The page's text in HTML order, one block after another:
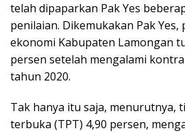
telah dipaparkan Pak Yes
penilaian. Dikemukakan Pak
ekonomi Kabupaten Lamongan
persen setelah mengalami
tahun 2020.
Tak hanya itu saja, menurutnya,
terbuka (TPT) 4,90 persen,